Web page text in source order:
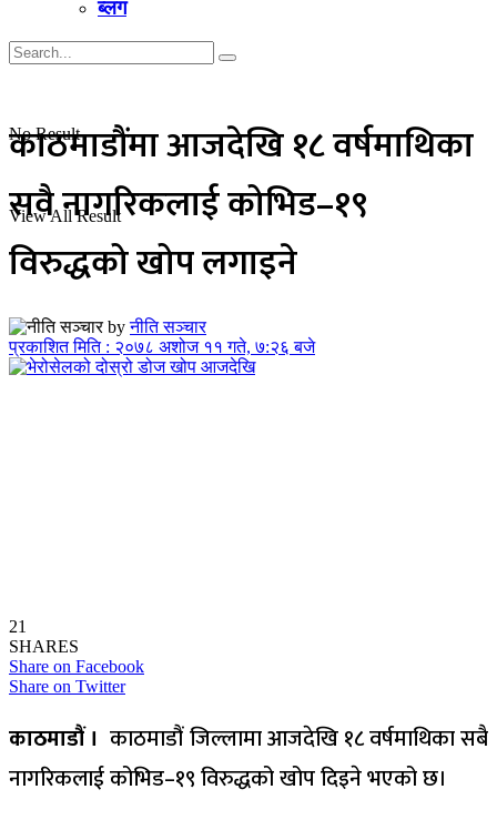
ब्लग
No Result
View All Result
काठमाडौंमा आजदेखि १८ वर्षमाथिका
सवै नागरिकलाई कोभिड–१९
विरुद्धको खोप लगाइने
by नीति सञ्चार
प्रकाशित मिति : २०७८ अशोज ११ गते, ७:२६ बजे
21
SHARES
Share on Facebook
Share on Twitter
काठमाडौं । काठमाडौं जिल्लामा आजदेखि १८ वर्षमाथिका सबै
नागरिकलाई कोभिड–१९ विरुद्धको खोप दिइने भएको छ।